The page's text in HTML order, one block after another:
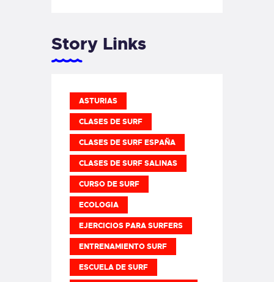
Story Links
ASTURIAS
CLASES DE SURF
CLASES DE SURF ESPAÑA
CLASES DE SURF SALINAS
CURSO DE SURF
ECOLOGIA
EJERCICIOS PARA SURFERS
ENTRENAMIENTO SURF
ESCUELA DE SURF